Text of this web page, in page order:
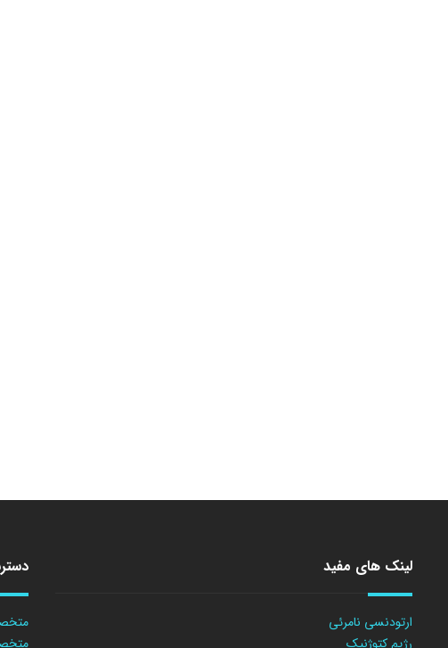
لینک های مفید
ارتودنسی نامرئی
رژیم کتوژنیک